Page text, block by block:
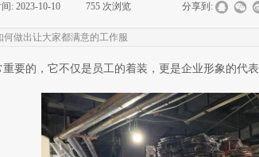
: 2023-10-10 755 次浏览 分享到:
做出让大家都满意的工作服
的，它不仅是员工的着装，更是企业形象的代